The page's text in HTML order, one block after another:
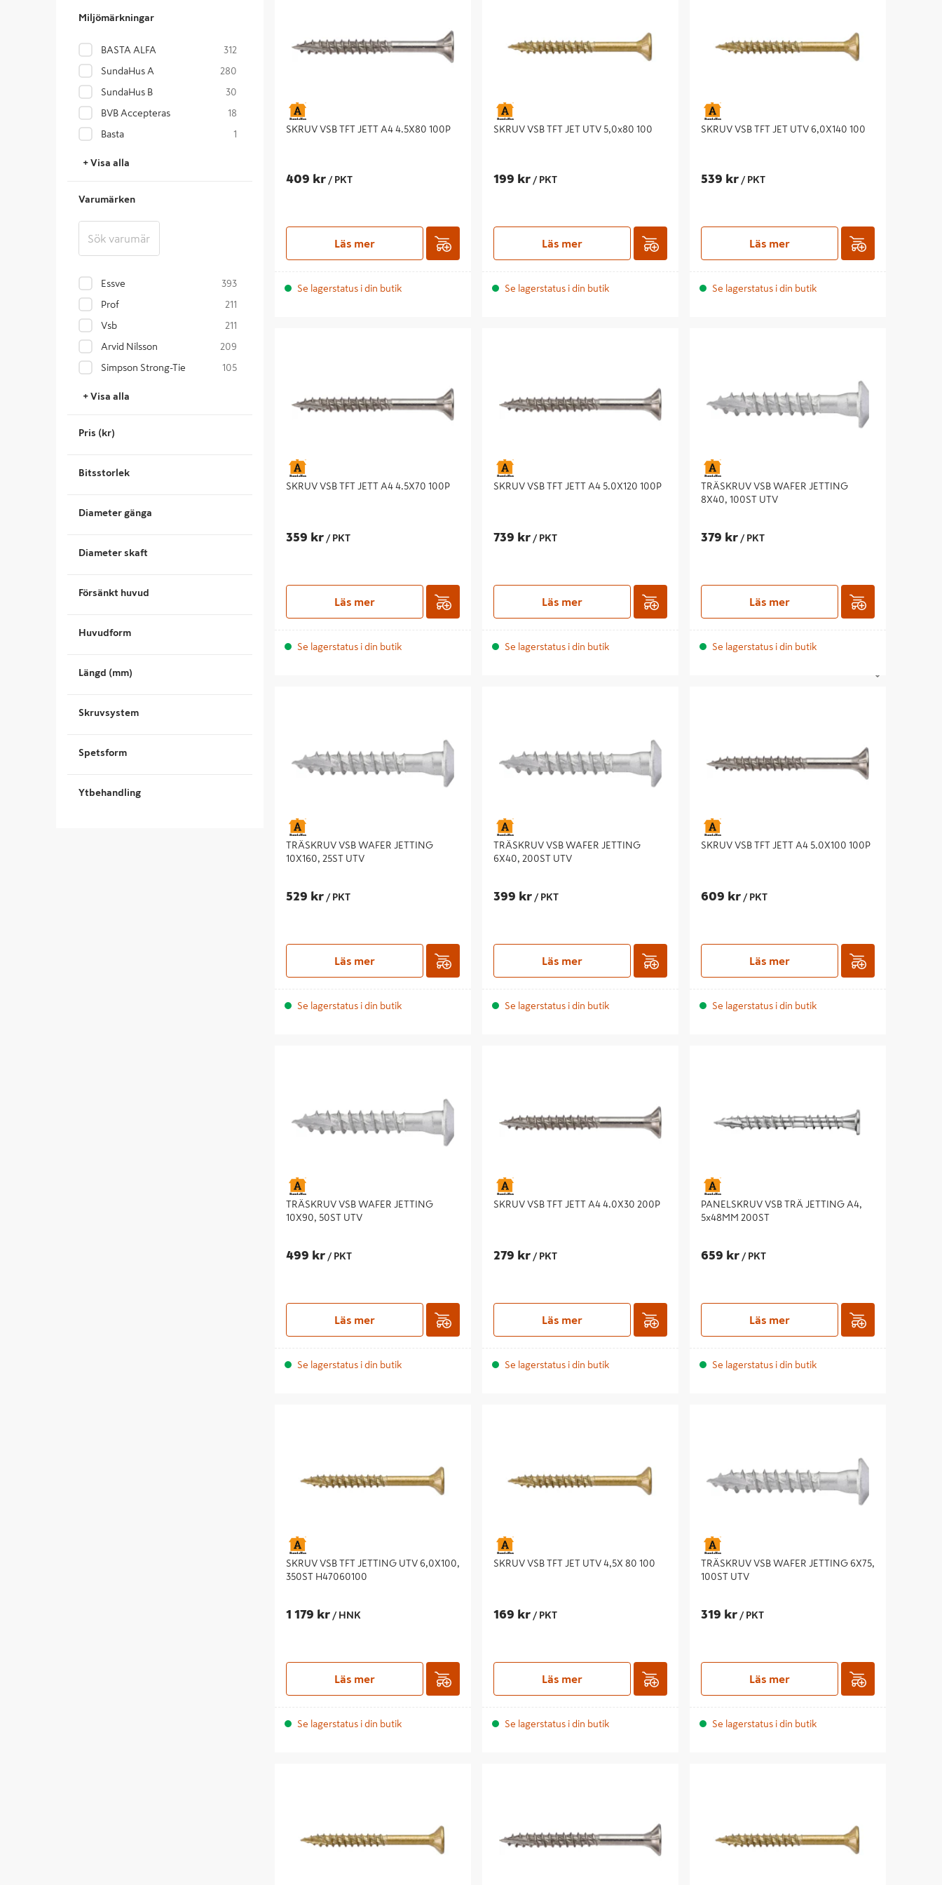
Miljömärkningar
BASTA ALFA 312
SundaHus A 280
SundaHus B 30
BVB Accepteras 18
Basta 1
+ Visa alla
Varumärken
Essve 393
Prof 211
Vsb 211
Arvid Nilsson 209
Simpson Strong-Tie 105
+ Visa alla
Pris (kr)
Bitsstorlek
Diameter gänga
Diameter skaft
Försänkt huvud
Huvudform
Längd (mm)
Skruvsystem
Spetsform
Ytbehandling
SKRUV VSB TFT JETT A4 4.5X80 100P
409 kr / PKT
Läs mer
Se lagerstatus i din butik
SKRUV VSB TFT JET UTV 5,0x80 100
199 kr / PKT
Läs mer
Se lagerstatus i din butik
SKRUV VSB TFT JET UTV 6,0X140 100
539 kr / PKT
Läs mer
Se lagerstatus i din butik
SKRUV VSB TFT JETT A4 4.5X70 100P
359 kr / PKT
Läs mer
Se lagerstatus i din butik
SKRUV VSB TFT JETT A4 5.0X120 100P
739 kr / PKT
Läs mer
Se lagerstatus i din butik
TRÄSKRUV VSB WAFER JETTING
8X40, 100ST UTV
379 kr / PKT
Läs mer
Se lagerstatus i din butik
TRÄSKRUV VSB WAFER JETTING
10X160, 25ST UTV
529 kr / PKT
Läs mer
Se lagerstatus i din butik
TRÄSKRUV VSB WAFER JETTING
6X40, 200ST UTV
399 kr / PKT
Läs mer
Se lagerstatus i din butik
SKRUV VSB TFT JETT A4 5.0X100 100P
609 kr / PKT
Läs mer
Se lagerstatus i din butik
TRÄSKRUV VSB WAFER JETTING
10X90, 50ST UTV
499 kr / PKT
Läs mer
Se lagerstatus i din butik
SKRUV VSB TFT JETT A4 4.0X30 200P
279 kr / PKT
Läs mer
Se lagerstatus i din butik
PANELSKRUV VSB TRÄ JETTING A4,
5x48MM 200ST
659 kr / PKT
Läs mer
Se lagerstatus i din butik
SKRUV VSB TFT JETTING UTV 6,0X100,
350ST H47060100
1 179 kr / HNK
Läs mer
Se lagerstatus i din butik
SKRUV VSB TFT JET UTV 4,5X 80 100
169 kr / PKT
Läs mer
Se lagerstatus i din butik
TRÄSKRUV VSB WAFER JETTING 6X75,
100ST UTV
319 kr / PKT
Läs mer
Se lagerstatus i din butik